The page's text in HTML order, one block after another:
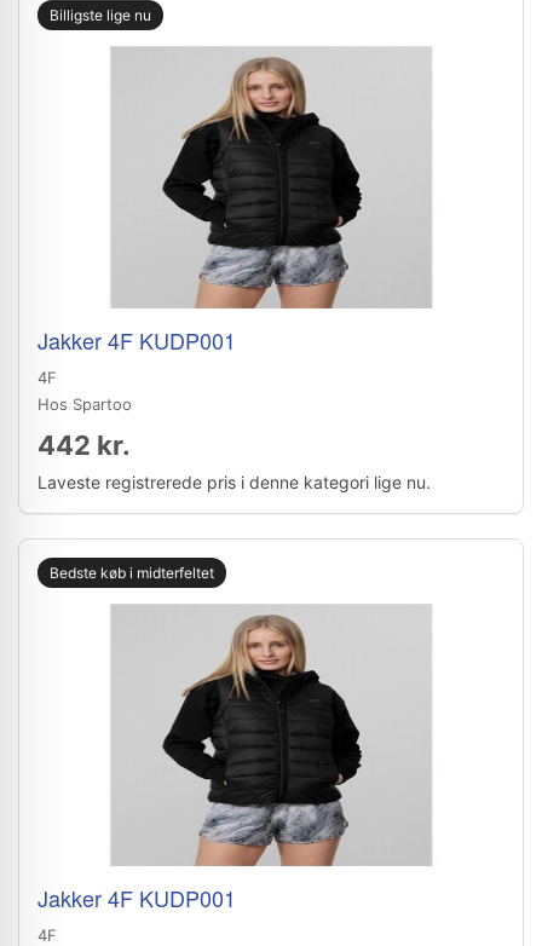
Billigste lige nu
Jakker 4F KUDP001
4F
Hos Spartoo
442 kr.
Laveste registrerede pris i denne kategori lige nu.
Bedste køb i midterfeltet
Jakker 4F KUDP001
4F